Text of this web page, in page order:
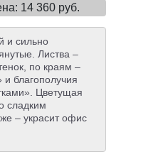
14 360 руб.
и сильно
Листва –
по краям –
и благополучия
Цветущая
сладким
– украсит офис